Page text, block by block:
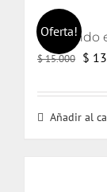
Oferta!
El mundo
$15.000 El
era:
$
Añadir al